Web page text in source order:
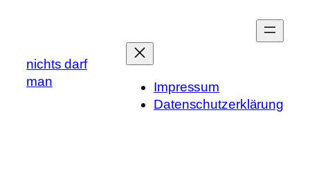
nichts darf
man
Impressum
Datenschutzerklärung